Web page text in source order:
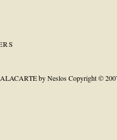
ALACARTE by NeslosCopyright ©